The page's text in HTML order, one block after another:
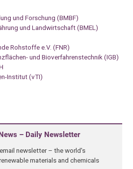
und Forschung (BMBF)
und Landwirtschaft (BMEL)
Rohstoffe e.V. (FNR)
und Bioverfahrenstechnik (IGB)
Institut (vTI)
– Daily Newsletter
newsletter – the world's
materials and chemicals